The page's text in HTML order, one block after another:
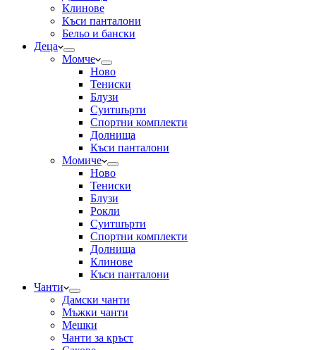
Клинове
Къси панталони
Бельо и бански
Деца
Момче
Ново
Тениски
Блузи
Суитшърти
Спортни комплекти
Долнища
Къси панталони
Момиче
Ново
Тениски
Блузи
Рокли
Суитшърти
Спортни комплекти
Долнища
Клинове
Къси панталони
Чанти
Дамски чанти
Мъжки чанти
Мешки
Чанти за кръст